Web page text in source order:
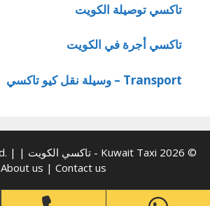
تاكسي توصيلة الكويت
تاكسي أجرة في الكويت
Transport – وسيلة نقل كيو تاكسي
© 2026 Kuwait Taxi - تاكسي الكويت | All Rights Reserved. |
About us | Contact us